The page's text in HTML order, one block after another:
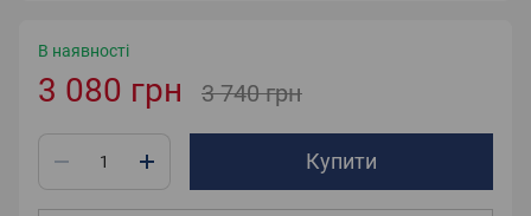
В наявності
3 080 грн 3 740 грн
Купити